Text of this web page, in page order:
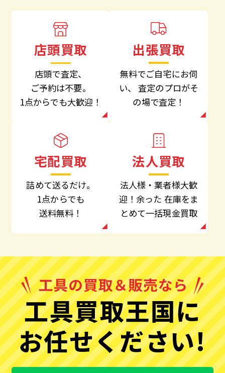
店頭買取
店頭で査定、
ご予約は不要。
1点からでも大歓迎！
出張買取
無料でご自宅にお伺
い、
査定のプロがそ
の場で査定！
宅配買取
詰めて送るだけ。
1点からでも
送料無料！
法人買取
法人様・業者様大歓
迎！余った 在庫をま
とめて一括現金買取
工具買取王国に
お任せください!